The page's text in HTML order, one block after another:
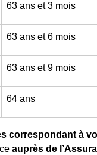
63 ans et 3 mois
63 ans et 6 mois
63 ans et 9 mois
64 ans
correspondant à
auprès de